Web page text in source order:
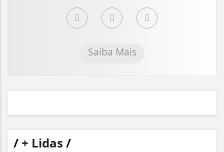
Saiba Mais
/ + Lidas /